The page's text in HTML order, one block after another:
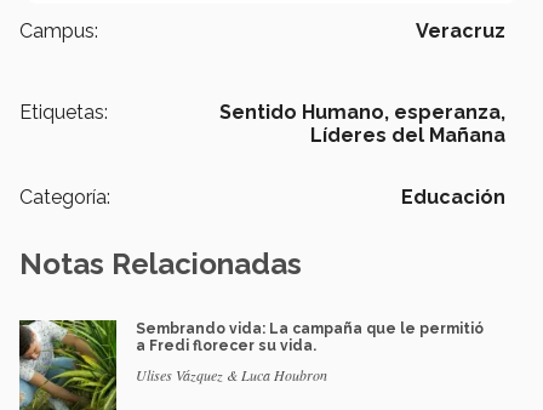
Campus: Veracruz
Etiquetas: Sentido Humano, esperanza,
Líderes del Mañana
Categoría: Educación
Notas Relacionadas
Sembrando vida: La campaña que le permitió
a Fredi florecer su vida.
Ulises Vázquez & Luca Houbron